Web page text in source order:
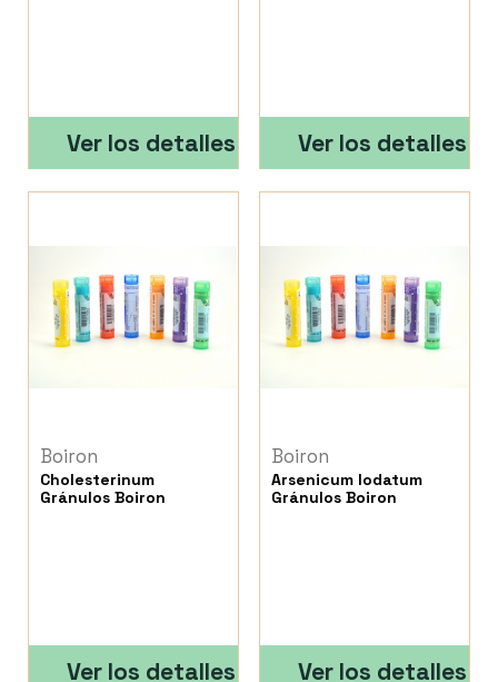
Ver los detalles Ver los detalles
Boiron
Cholesterinum
Gránulos Boiron
Ver los detalles
Boiron
Arsenicum Iodatum
Gránulos Boiron
Ver los detalles